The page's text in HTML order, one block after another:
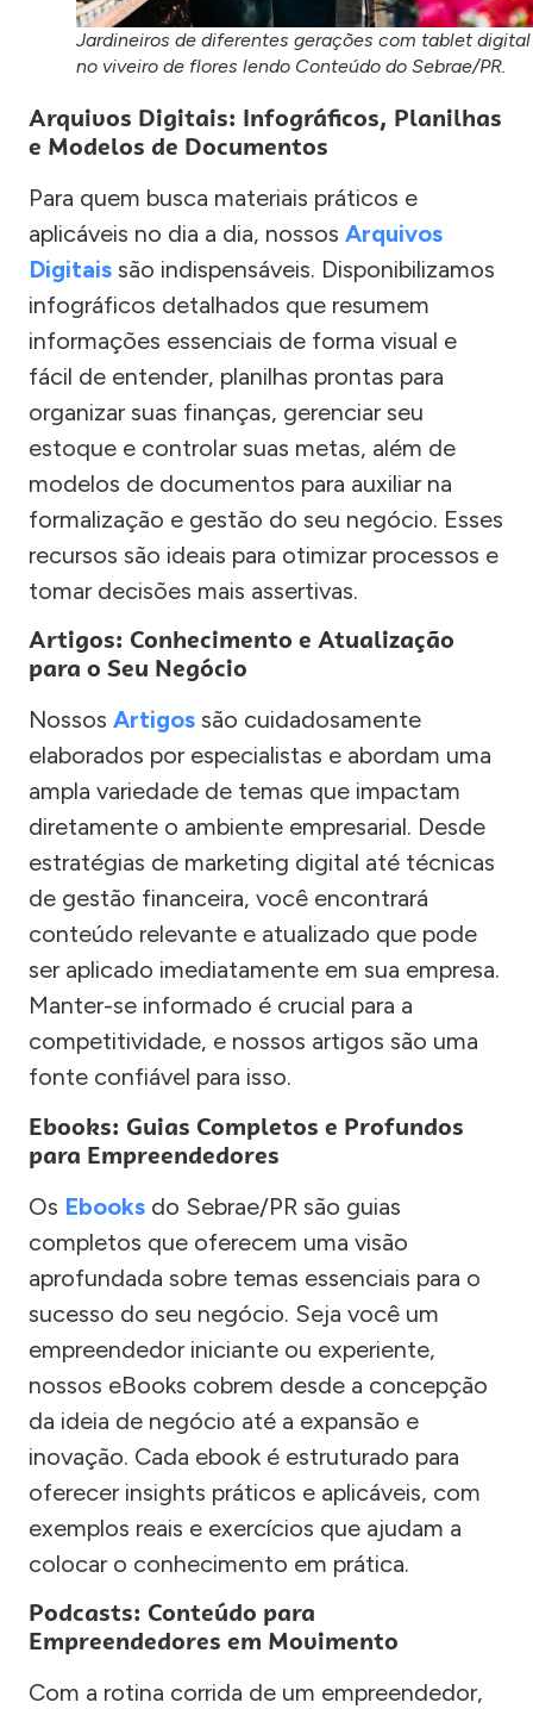
Jardineiros de diferentes gerações com tablet digital
no viveiro de flores lendo Conteúdo do Sebrae/PR.
Arquivos Digitais: Infográficos, Planilhas
e Modelos de Documentos
Para quem busca materiais práticos e
aplicáveis no dia a dia, nossos Arquivos
Digitais são indispensáveis. Disponibilizamos
infográficos detalhados que resumem
informações essenciais de forma visual e
fácil de entender, planilhas prontas para
organizar suas finanças, gerenciar seu
estoque e controlar suas metas, além de
modelos de documentos para auxiliar na
formalização e gestão do seu negócio. Esses
recursos são ideais para otimizar processos e
tomar decisões mais assertivas.
Artigos: Conhecimento e Atualização
para o Seu Negócio
Nossos Artigos são cuidadosamente
elaborados por especialistas e abordam uma
ampla variedade de temas que impactam
diretamente o ambiente empresarial. Desde
estratégias de marketing digital até técnicas
de gestão financeira, você encontrará
conteúdo relevante e atualizado que pode
ser aplicado imediatamente em sua empresa.
Manter-se informado é crucial para a
competitividade, e nossos artigos são uma
fonte confiável para isso.
Ebooks: Guias Completos e Profundos
para Empreendedores
Os Ebooks do Sebrae/PR são guias
completos que oferecem uma visão
aprofundada sobre temas essenciais para o
sucesso do seu negócio. Seja você um
empreendedor iniciante ou experiente,
nossos eBooks cobrem desde a concepção
da ideia de negócio até a expansão e
inovação. Cada ebook é estruturado para
oferecer insights práticos e aplicáveis, com
exemplos reais e exercícios que ajudam a
colocar o conhecimento em prática.
Podcasts: Conteúdo para
Empreendedores em Movimento
Com a rotina corrida de um empreendedor,